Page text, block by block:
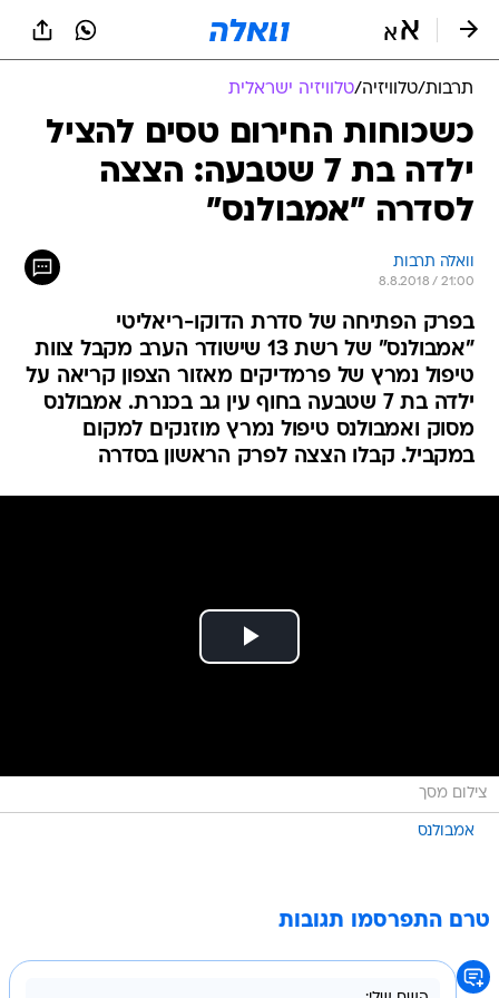
תרבות/טלוויזיה/טלוויזיה ישראלית
כשכוחות החירום טסים להציל
ילדה בת 7 שטבעה: הצצה
לסדרה "אמבולנס"
וואלה תרבות
8.8.2018 / 21:00
בפרק הפתיחה של סדרת הדוקו-ריאליטי
"אמבולנס" של רשת 13 שישודר הערב מקבל צוות
טיפול נמרץ של פרמדיקים מאזור הצפון קריאה על
ילדה בת 7 שטבעה בחוף עין גב בכנרת. אמבולנס
מסוק ואמבולנס טיפול נמרץ מוזנקים למקום
במקביל. קבלו הצצה לפרק הראשון בסדרה
צילום מסך
אמבולנס
טרם התפרסמו תגובות